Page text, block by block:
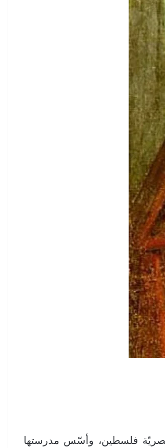
الإسكندريّة منذ العام 203 حتّى 231م. ثُمَّ ذهب إلى قيصريّة فلسطين، وأسّس مدرستها